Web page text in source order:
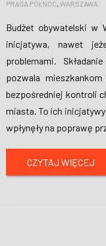
PRAGA PÓŁNOC WARSZAWA
Budżet obywatelski w
inicjatywa, nawet
problemami.
pozwala
bezpośredniej kontroli
miasta. To ich
wpłynęły na poprawę
CZYTAJ WIĘCEJ